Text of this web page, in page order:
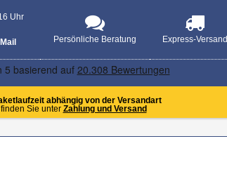
Uhr
Persönliche Beratung Express-Versand
abhängig von der Versandart
Sie unter Zahlung und Versand